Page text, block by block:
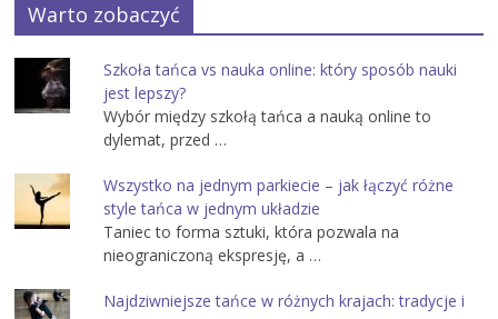
Warto zobaczyć
Szkoła tańca vs nauka online: który sposób nauki
jest lepszy?
Wybór między szkołą tańca a nauką online to
dylemat, przed …
Wszystko na jednym parkiecie – jak łączyć różne
style tańca w jednym układzie
Taniec to forma sztuki, która pozwala na
nieograniczoną ekspresję, a …
Najdziwniejsze tańce w różnych krajach: tradycje i